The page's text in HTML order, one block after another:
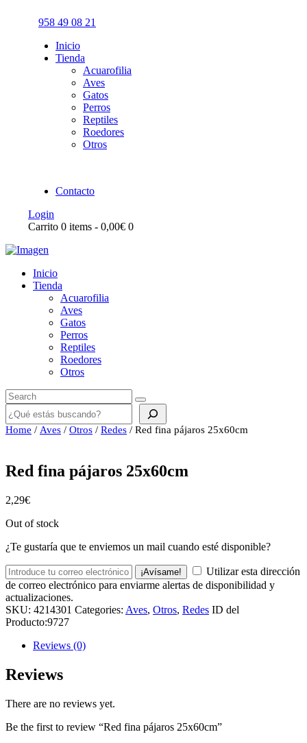
958 49 08 21
Inicio
Tienda
Acuarofilia
Aves
Gatos
Perros
Reptiles
Roedores
Otros
Contacto
Login
Carrito 0 items - 0,00€ 0
Inicio
Tienda
Acuarofilia
Aves
Gatos
Perros
Reptiles
Roedores
Otros
Buscar
Home / Aves / Otros / Redes / Red fina pájaros 25x60cm
Red fina pájaros 25x60cm
2,29€
Out of stock
¿Te gustaría que te enviemos un mail cuando esté disponible?
¡Avísame!
Utilizar esta dirección
de correo electrónico para enviarme alertas de disponibilidad y
actualizaciones.
SKU: 4214301 Categories: Aves, Otros, Redes ID del
Producto:9727
Reviews (0)
Reviews
There are no reviews yet.
Be the first to review “Red fina pájaros 25x60cm”